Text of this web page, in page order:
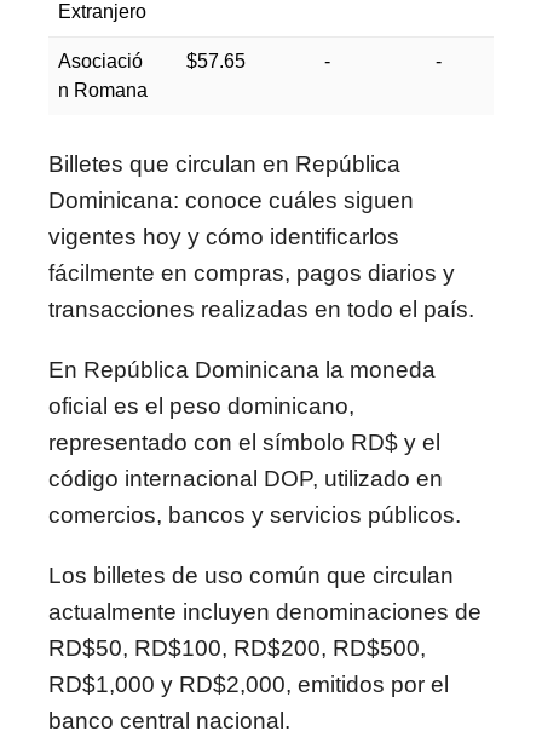
Extranjero
Asociació
n Romana
$57.65 - -
Billetes que circulan en República
Dominicana: conoce cuáles siguen
vigentes hoy y cómo identificarlos
fácilmente en compras, pagos diarios y
transacciones realizadas en todo el país.
En República Dominicana la moneda
oficial es el peso dominicano,
representado con el símbolo RD$ y el
código internacional DOP, utilizado en
comercios, bancos y servicios públicos.
Los billetes de uso común que circulan
actualmente incluyen denominaciones de
RD$50, RD$100, RD$200, RD$500,
RD$1,000 y RD$2,000, emitidos por el
banco central nacional.